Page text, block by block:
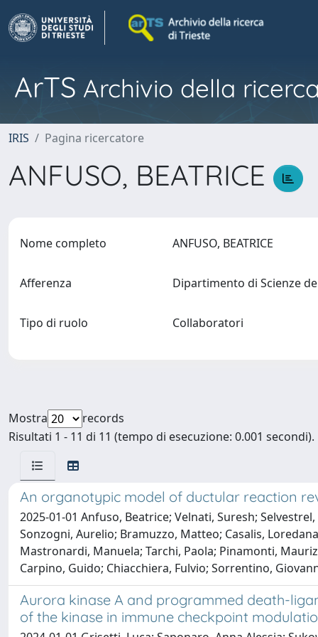
ArTS Archivio della
IRIS Pagina ricercatore
ANFUSO, BEATRICE
Nome completo ANFUSO, BEATRICE
Afferenza Dipartimento di Scienze
Tipo di ruolo Collaboratori
Mostra
records
Risultati 1 - 11 di 11 (tempo di esecuzione: 0.001 secondi).
An organotypic model of ductular reaction
2025-01-01 Anfuso, Beatrice; Velnati, Suresh;
Sonzogni, Aurelio; Bramuzzo, Matteo; Casalis,
Mastronardi, Manuela; Tarchi, Paola; Pinamonti,
Carpino, Guido; Chiacchiera, Fulvio; Sorrentino,
Aurora kinase A and programmed death-
of the kinase in immune checkpoint